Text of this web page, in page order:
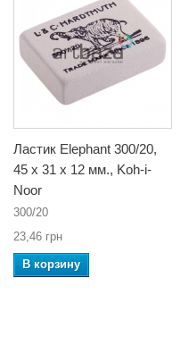
Ластик Elephant 300/20,
45 x 31 x 12 мм., Koh-i-
Noor
300/20
23,46 грн
В корзину